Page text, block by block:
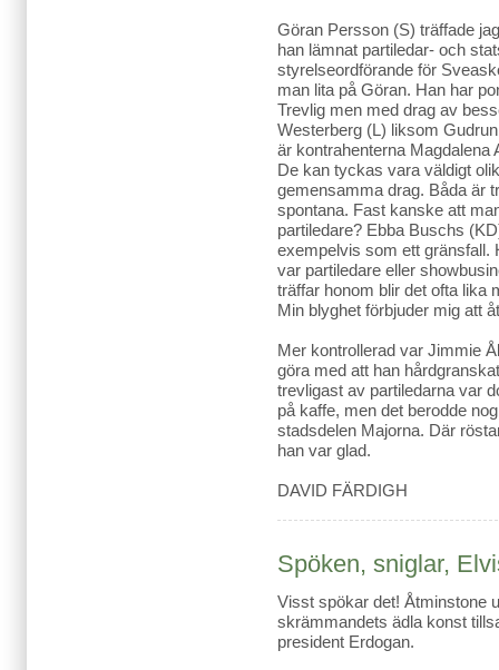
Göran Persson (S) träffade
han lämnat partiledar- och
styrelseordförande för
man lita på Göran. Han har
Trevlig men med drag av
Westerberg (L) liksom
är kontrahenterna
De kan tyckas vara väldigt
gemensamma drag. Båda är
spontana. Fast kanske att
partiledare? Ebba Buschs
exempelvis som ett gränsfall.
var partiledare eller
träffar honom blir det ofta
Min blyghet förbjuder mig att
Mer kontrollerad var Jimmie
göra med att han
trevligast av partiledarna var
på kaffe, men det berodde
stadsdelen Majorna. Där
han var glad.
DAVID FÄRDIGH
Spöken, sniglar,
Visst spökar det! Åtminstone
skrämmandets ädla konst
president Erdogan.